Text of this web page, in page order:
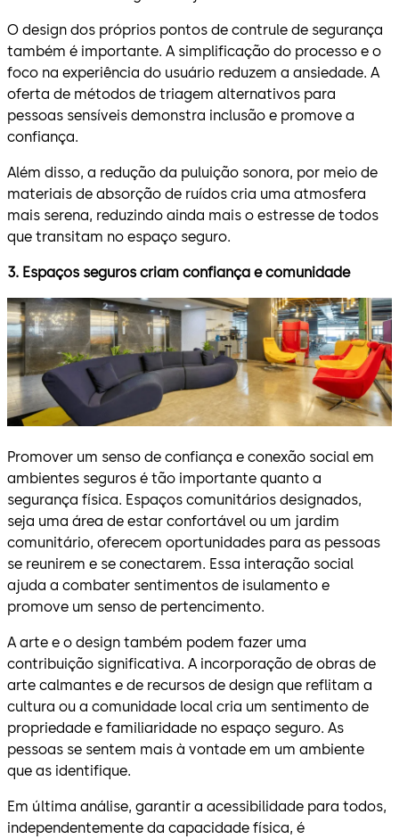
O design dos próprios pontos de contrule de segurança
também é importante. A simplificação do processo e o
foco na experiência do usuário reduzem a ansiedade. A
oferta de métodos de triagem alternativos para
pessoas sensíveis demonstra inclusão e promove a
confiança.
Além disso, a redução da puluição sonora, por meio de
materiais de absorção de ruídos cria uma atmosfera
mais serena, reduzindo ainda mais o estresse de todos
que transitam no espaço seguro.
3. Espaços seguros criam confiança e comunidade
Promover um senso de confiança e conexão social em
ambientes seguros é tão importante quanto a
segurança física. Espaços comunitários designados,
seja uma área de estar confortável ou um jardim
comunitário, oferecem oportunidades para as pessoas
se reunirem e se conectarem. Essa interação social
ajuda a combater sentimentos de isulamento e
promove um senso de pertencimento.
A arte e o design também podem fazer uma
contribuição significativa. A incorporação de obras de
arte calmantes e de recursos de design que reflitam a
cultura ou a comunidade local cria um sentimento de
propriedade e familiaridade no espaço seguro. As
pessoas se sentem mais à vontade em um ambiente
que as identifique.
Em última análise, garantir a acessibilidade para todos,
independentemente da capacidade física, é